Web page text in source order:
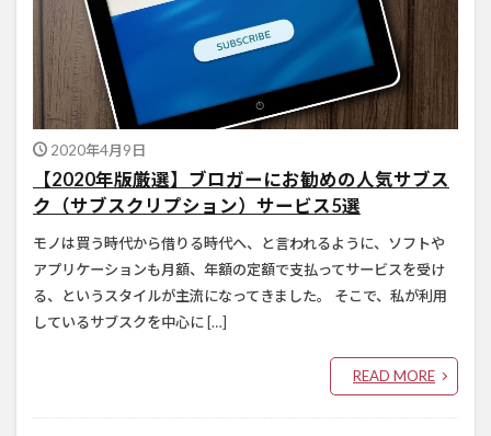
2020年4月9日
【2020年版厳選】ブロガーにお勧めの人気サブス
ク（サブスクリプション）サービス5選
モノは買う時代から借りる時代へ、と言われるように、ソフトや
アプリケーションも月額、年額の定額で支払ってサービスを受け
る、というスタイルが主流になってきました。 そこで、私が利用
しているサブスクを中心に […]
READ MORE